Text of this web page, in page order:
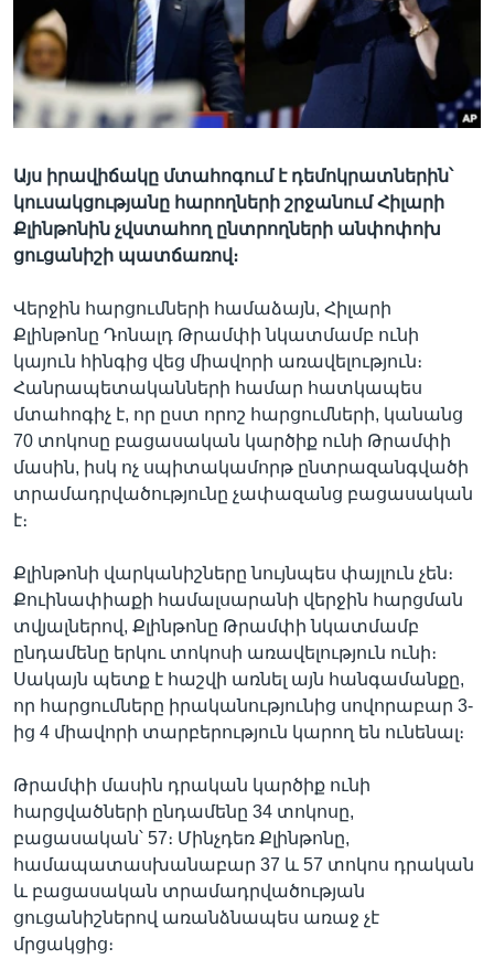
Լեզուներ
Այս իրավիճակը մտահոգում է դեմոկրատներին՝
կուսակցությանը հարողների շրջանում Հիլարի
Քլինթոնին չվստահող ընտրողների անփոփոխ
ցուցանիշի պատճառով։
Վերջին հարցումների համաձայն, Հիլարի
Քլինթոնը Դոնալդ Թրամփի նկատմամբ ունի
կայուն հինգից վեց միավորի առավելություն։
Հանրապետականների համար հատկապես
մտահոգիչ է, որ ըստ որոշ հարցումների, կանանց
70 տոկոսը բացասական կարծիք ունի Թրամփի
մասին, իսկ ոչ սպիտակամորթ ընտրազանգվածի
տրամադրվածությունը չափազանց բացասական
է։
Քլինթոնի վարկանիշները նույնպես փայլուն չեն։
Քուինափիաքի համալսարանի վերջին հարցման
տվյալներով, Քլինթոնը Թրամփի նկատմամբ
ընդամենը երկու տոկոսի առավելություն ունի։
Սակայն պետք է հաշվի առնել այն հանգամանքը,
որ հարցումները իրականությունից սովորաբար 3-
ից 4 միավորի տարբերություն կարող են ունենալ։
Թրամփի մասին դրական կարծիք ունի
հարցվածների ընդամենը 34 տոկոսը,
բացասական՝ 57։ Մինչդեռ Քլինթոնը,
համապատասխանաբար 37 և 57 տոկոս դրական
և բացասական տրամադրվածության
ցուցանիշներով առանձնապես առաջ չէ
մրցակցից։